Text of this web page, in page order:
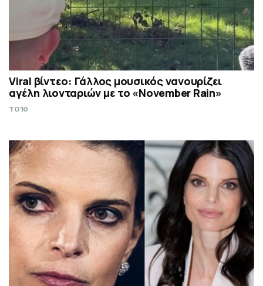
Viral βίντεο: Γάλλος μουσικός νανουρίζει
αγέλη λιονταριών με το «November Rain»
TO10